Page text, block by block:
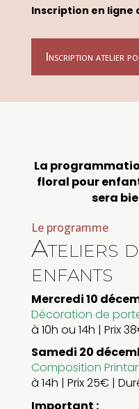
Inscription en ligne
Inscription atelier
La
floral pour
sera
Le programme
Ateliers
enfants
Mercredi 10
Décoration de
à 10h ou 14h | Prix
Samedi 20
Composition
à 14h | Prix 25€ |